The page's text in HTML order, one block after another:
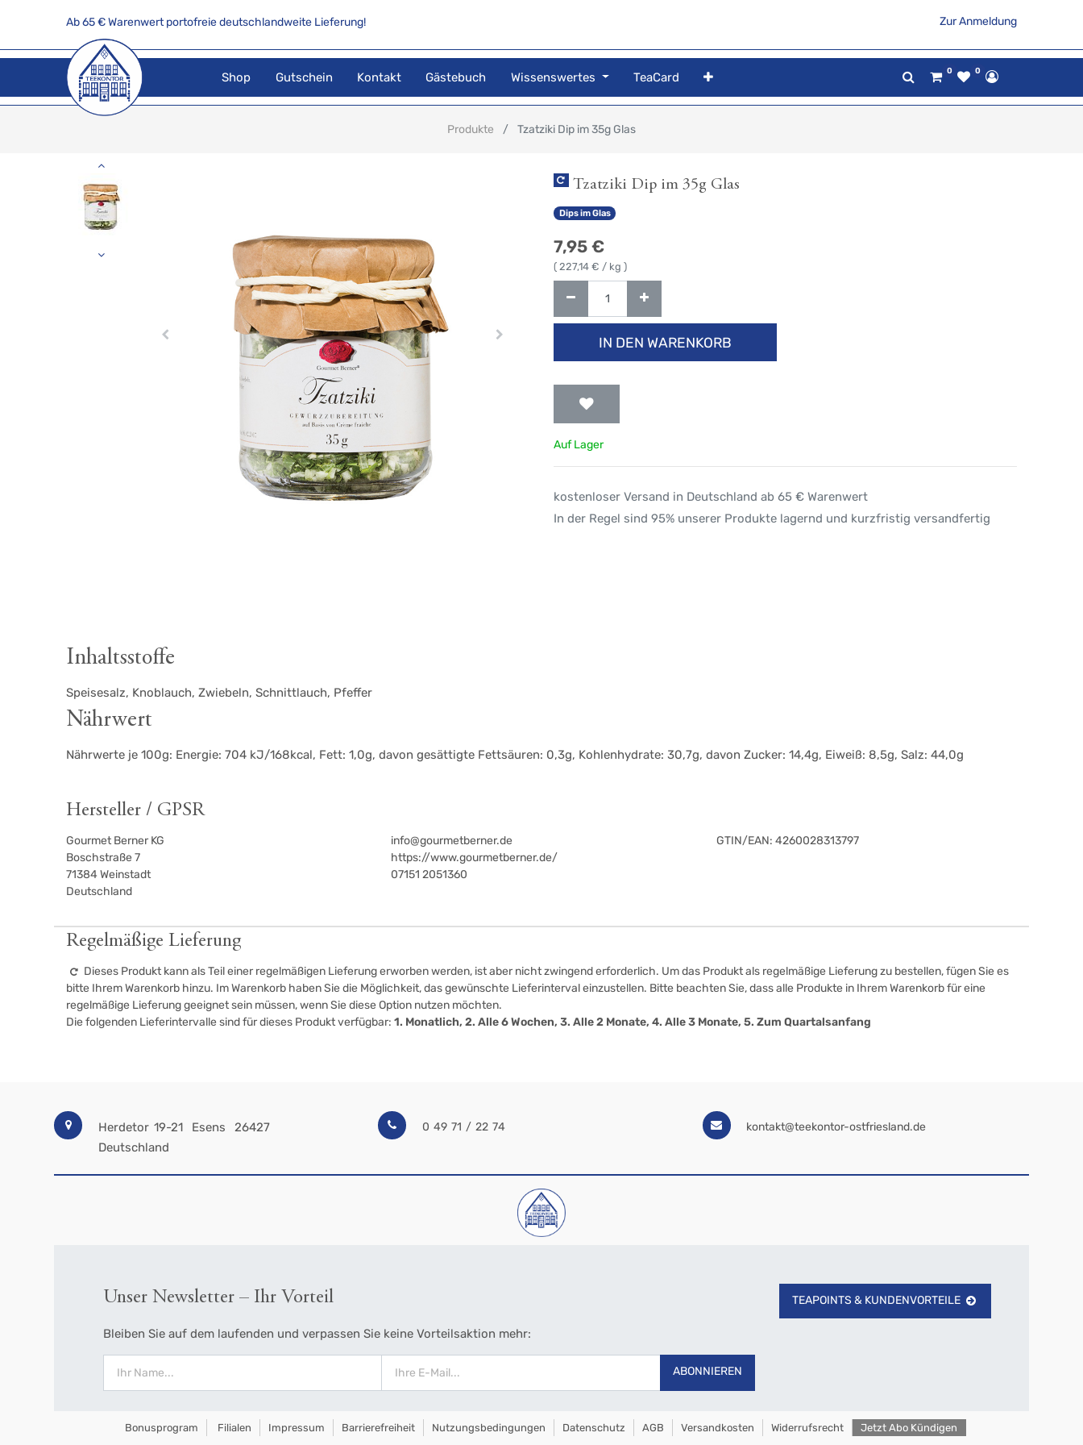
Ab 65 € Warenwert portofreie deutschlandweite Lieferung! Zur Anmeldung
Shop Gutschein Kontakt Gästebuch Wissenswertes TeaCard 0 0
Produkte Tzatziki Dip im 35g Glas
Tzatziki Dip im 35g Glas
Dips im Glas
7,95 €
( 227,14 € / kg )
IN DEN WARENKORB
Auf Lager
kostenloser Versand in Deutschland ab 65 € Warenwert
In der Regel sind 95% unserer Produkte lagernd und kurzfristig versandfertig
Inhaltsstoffe
Speisesalz, Knoblauch, Zwiebeln, Schnittlauch, Pfeffer
Nährwert
Nährwerte je 100g: Energie: 704 kJ/168kcal, Fett: 1,0g, davon gesättigte Fettsäuren: 0,3g, Kohlenhydrate: 30,7g, davon Zucker: 14,4g, Eiweiß: 8,5g, Salz: 44,0g
Hersteller / GPSR
Gourmet Berner KG
Boschstraße 7
71384 Weinstadt
Deutschland
info@gourmetberner.de
https://www.gourmetberner.de/
07151 2051360
GTIN/EAN: 4260028313797
Regelmäßige Lieferung
Dieses Produkt kann als Teil einer regelmäßigen Lieferung erworben werden, ist aber nicht zwingend erforderlich. Um das Produkt als regelmäßige Lieferung zu bestellen, fügen Sie es
bitte Ihrem Warenkorb hinzu. Im Warenkorb haben Sie die Möglichkeit, das gewünschte Lieferinterval einzustellen. Bitte beachten Sie, dass alle Produkte in Ihrem Warenkorb für eine
regelmäßige Lieferung geeignet sein müssen, wenn Sie diese Option nutzen möchten.
Die folgenden Lieferintervalle sind für dieses Produkt verfügbar:1. Monatlich, 2. Alle 6 Wochen, 3. Alle 2 Monate, 4. Alle 3 Monate, 5. Zum Quartalsanfang
Herdetor 19-21 Esens
26427
Deutschland
0 49 71 / 22 74 kontakt@teekontor-ostfriesland.de
Unser Newsletter – Ihr Vorteil
Bleiben Sie auf dem laufenden und verpassen Sie keine Vorteilsaktion mehr:
ABONNIEREN
TEAPOINTS & KUNDENVORTEILE
Bonusprogram Filialen Impressum Barrierefreiheit Nutzungsbedingungen Datenschutz AGB Versandkosten Widerrufsrecht Jetzt Abo Kündigen